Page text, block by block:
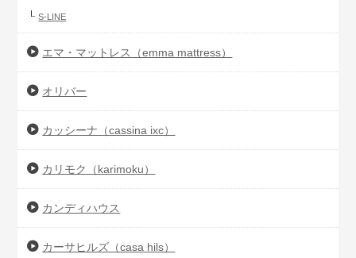
S-LINE
エマ・マットレス（emma mattress）
オリバー
カッシーナ（cassina ixc）
カリモク（karimoku）
カンディハウス
カーサヒルズ（casa hils）